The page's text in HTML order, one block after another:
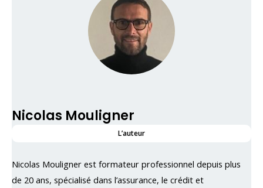
Nicolas Mouligner
L’auteur
Nicolas Mouligner est formateur professionnel depuis plus
de 20 ans, spécialisé dans l’assurance, le crédit et